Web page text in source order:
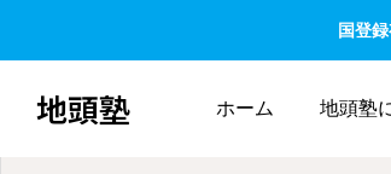
国登
地頭塾 ホーム 地頭塾